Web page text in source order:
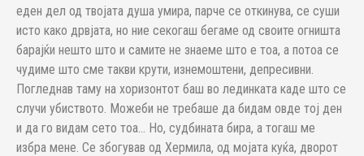
еден дел од твојата душа умира, парче се откинува, се суши
исто како дрвјата, но ние секогаш бегаме од своите огништа
барајќи нешто што и самите не знаеме што е тоа, а потоа се
чудиме што сме такви крути, изнемоштени, депресивни.
Погледнав таму на хоризонтот баш во лединката каде што се
случи убиството. Можеби не требаше да бидам овде тој ден
и да го видам сето тоа… Но, судбината бира, а тогаш ме
избра мене. Се збогував од Хермила, од мојата куќа, дворот